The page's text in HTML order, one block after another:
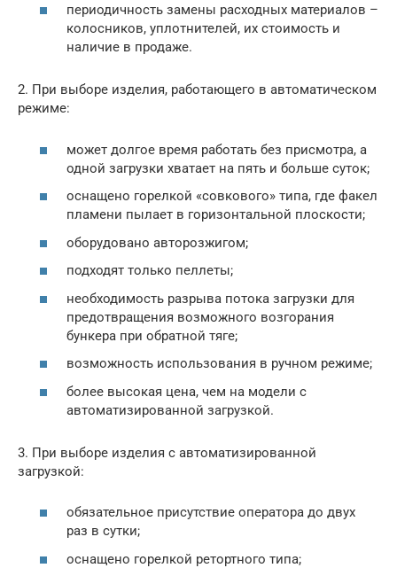
периодичность замены расходных материалов –
колосников, уплотнителей, их стоимость и
наличие в продаже.
2. При выборе изделия, работающего в автоматическом
режиме:
может долгое время работать без присмотра, а
одной загрузки хватает на пять и больше суток;
оснащено горелкой «совкового» типа, где факел
пламени пылает в горизонтальной плоскости;
оборудовано авторозжигом;
подходят только пеллеты;
необходимость разрыва потока загрузки для
предотвращения возможного возгорания
бункера при обратной тяге;
возможность использования в ручном режиме;
более высокая цена, чем на модели с
автоматизированной загрузкой.
3. При выборе изделия с автоматизированной
загрузкой:
обязательное присутствие оператора до двух
раз в сутки;
оснащено горелкой ретортного типа;